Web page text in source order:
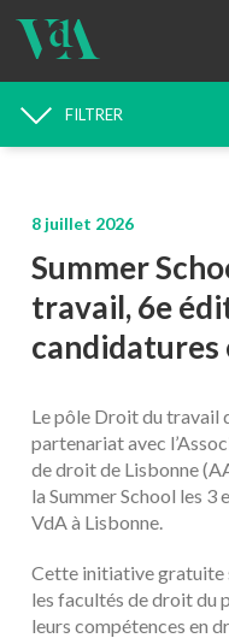
RECHERCHE
FILTRER
8 juillet 2026
Summer
travail, 6e
candidatures
Le pôle Droit du travail
partenariat avec
de droit de Lisbonne
la Summer School les 3
VdA à Lisbonne.
Cette initiative gratuite
les facultés de droit du
leurs compétences en